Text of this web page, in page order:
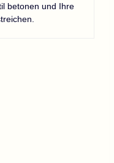
betonen und Ihre